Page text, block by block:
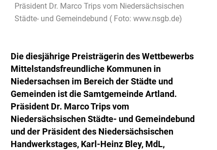
Präsident Dr. Marco Trips vom Niedersächsischen
Städte- und Gemeindebund ( Foto: www.nsgb.de)
Die diesjährige Preisträgerin des Wettbewerbs
Mittelstandsfreundliche Kommunen in
Niedersachsen im Bereich der Städte und
Gemeinden ist die Samtgemeinde Artland.
Präsident Dr. Marco Trips vom
Niedersächsischen Städte- und Gemeindebund
und der Präsident des Niedersächsischen
Handwerkstages, Karl-Heinz Bley, MdL,